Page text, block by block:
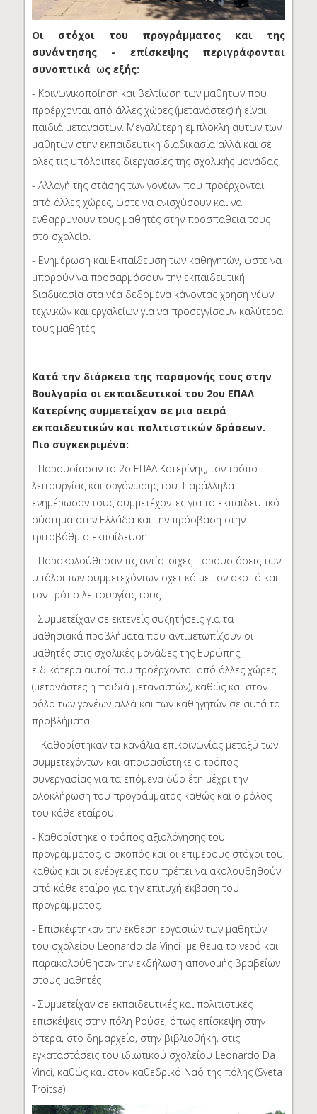
Οι στόχοι του προγράμματος και της
συνάντησης - επίσκεψης περιγράφονται
συνοπτικά ως εξής:
- Κοινωνικοποίηση και βελτίωση των μαθητών που
προέρχονται από άλλες χώρες (μετανάστες) ή είναι
παιδιά μεταναστών. Μεγαλύτερη εμπλοκλη αυτών των
μαθητών στην εκπαιδευτική διαδικασία αλλά και σε
όλες τις υπόλοιπες διεργασίες της σχολικής μονάδας.
- Αλλαγή της στάσης των γονέων που προέρχονται
από άλλες χώρες, ώστε να ενισχύσουν και να
ενθαρρύνουν τους μαθητές στην προσπαθεια τους
στο σχολείο.
- Ενημέρωση και Εκπαίδευση των καθηγητών, ώστε να
μπορούν να προσαρμόσουν την εκπαιδευτική
διαδικασία στα νέα δεδομένα κάνοντας χρήση νέων
τεχνικών και εργαλείων για να προσεγγίσουν καλύτερα
τους μαθητές
Κατά την διάρκεια της παραμονής τους στην
Βουλγαρία οι εκπαιδευτικοί του 2ου ΕΠΑΛ
Κατερίνης συμμετείχαν σε μια σειρά
εκπαιδευτικών και πολιτιστικών δράσεων.
Πιο συγκεκριμένα:
- Παρουσίασαν το 2ο ΕΠΑΛ Κατερίνης, τον τρόπο
λειτουργίας και οργάνωσης του. Παράλληλα
ενημέρωσαν τους συμμετέχοντες για το εκπαιδευτικό
σύστημα στην Ελλάδα και την πρόσβαση στην
τριτοβάθμια εκπαίδευση
- Παρακολούθησαν τις αντίστοιχες παρουσιάσεις των
υπόλοιπων συμμετεχόντων σχετικά με τον σκοπό και
τον τρόπο λειτουργίας τους
- Συμμετείχαν σε εκτενείς συζητήσεις για τα
μαθησιακά προβλήματα που αντιμετωπίζουν οι
μαθητές στις σχολικές μονάδες της Ευρώπης,
ειδικότερα αυτοί που προέρχονται από άλλες χώρες
(μετανάστες ή παιδιά μεταναστών), καθώς και στον
ρόλο των γονέων αλλά και των καθηγητών σε αυτά τα
προβλήματα
- Καθορίστηκαν τα κανάλια επικοινωνίας μεταξύ των
συμμετεχόντων και αποφασίστηκε ο τρόπος
συνεργασίας για τα επόμενα δύο έτη μέχρι την
ολοκλήρωση του προγράμματος καθώς και ο ρόλος
του κάθε εταίρου.
- Καθορίστηκε ο τρόπος αξιολόγησης του
προγράμματος, ο σκοπός και οι επιμέρους στόχοι του,
καθώς και οι ενέργειες που πρέπει να ακολουθηθούν
από κάθε εταίρο για την επιτυχή έκβαση του
προγράμματος.
- Επισκέφτηκαν την έκθεση εργασιών των μαθητών
του σχολείου Leonardo da Vinci με θέμα το νερό και
παρακολούθησαν την εκδήλωση απονομής βραβείων
στους μαθητές
- Συμμετείχαν σε εκπαιδευτικές και πολιτιστικές
επισκέψεις στην πόλη Ρούσε, όπως επίσκεψη στην
όπερα, στο δημαρχείο, στην βιβλιοθήκη, στις
εγκαταστάσεις του ιδιωτικού σχολείου Leonardo Da
Vinci, καθώς και στον καθεδρικό Ναό της πόλης (Sveta
Troitsa)